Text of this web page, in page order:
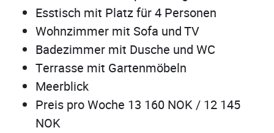
Esstisch mit Platz für 4 Personen
Wohnzimmer mit Sofa und TV
Badezimmer mit Dusche und WC
Terrasse mit Gartenmöbeln
Meerblick
Preis pro Woche 13 160 NOK / 12 145
NOK